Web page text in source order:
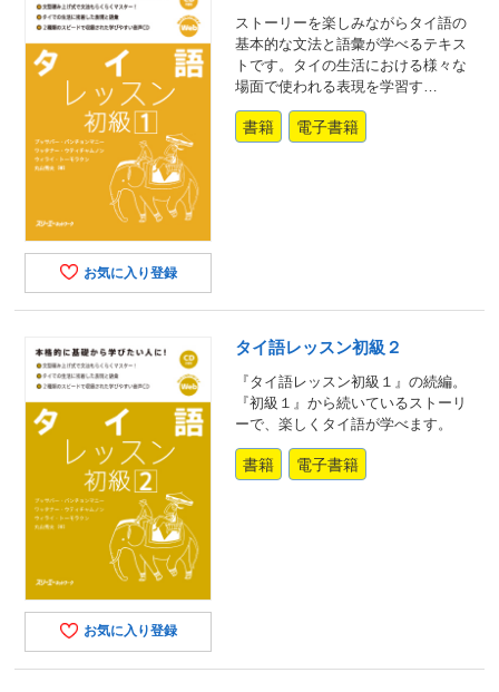
お気に入り登録
ストーリーを楽しみながらタイ語の
基本的な文法と語彙が学べるテキス
トです。タイの生活における様々な
場面で使われる表現を学習す…
書籍 電子書籍
お気に入り登録
タイ語レッスン初級２
『タイ語レッスン初級１』の続編。
『初級１』から続いているストーリ
ーで、楽しくタイ語が学べます。
書籍 電子書籍